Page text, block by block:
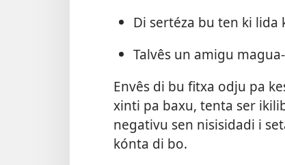
Di sertéza bu ten ki lida
Talvês un amigu
Envês di bu fitxa odju pa
xinti pa baxu, tenta ser
negativu sen nisisidadi i
kónta di bo.